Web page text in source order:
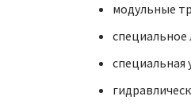
модульные
специальное
специальная